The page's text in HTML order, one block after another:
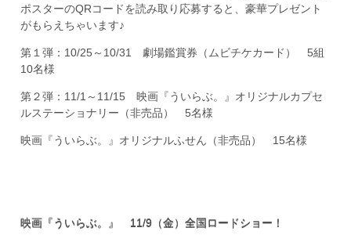
ポスターのQRコードを読み取り応募すると、豪華プレゼント
がもらえちゃいます♪
第１弾：10/25～10/31 劇場鑑賞券（ムビチケカード） 5組
10名様
第２弾：11/1～11/15 映画『ういらぶ。』オリジナルカプセ
ルステーショナリー（非売品） 5名様
映画『ういらぶ。』オリジナルふせん（非売品） 15名様
映画『ういらぶ。』 11/9（金）全国ロードショー！